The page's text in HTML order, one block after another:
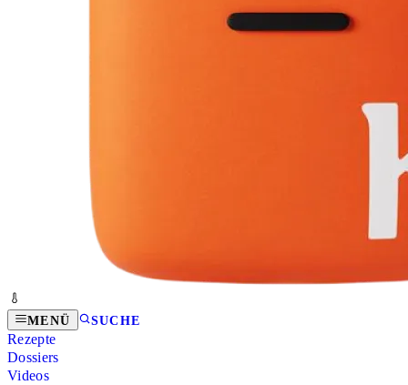
MENÜ SUCHE
Rezepte
Dossiers
Videos